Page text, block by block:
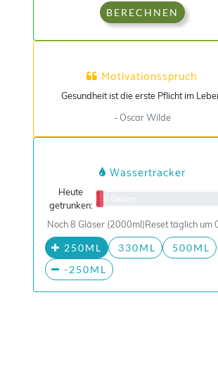
BERECHNEN
Motivationsspruch
Gesundheit ist die erste Pflicht im
- Oscar Wilde
Wassertracker
Heute
getrunken:
0/8 Gläser
Noch 8 Gläser (2000ml)Reset täglich um
250ML 330ML
500ML
-250ML